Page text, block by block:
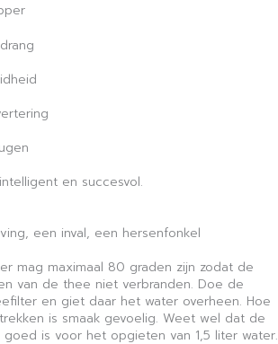
en succesvol.
een inval, een hersenfonkel
mag maximaal 80 graden zijn zodat de
van de thee niet verbranden. Doe de
en giet daar het water overheen. Hoe
is smaak gevoelig. Weet wel dat de
is voor het opgieten van 1,5 liter water.